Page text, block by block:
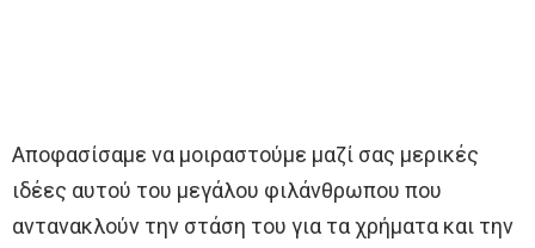
Αποφασίσαμε να μοιραστούμε μαζί σας μερικές
ιδέες αυτού του μεγάλου φιλάνθρωπου που
αντανακλούν την στάση του για τα χρήματα και την